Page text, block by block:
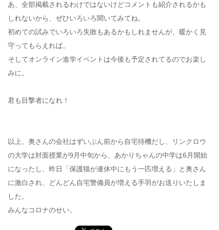
あ、全部掲載されるわけではないけどコメントも紹介されるかも
しれないから、ぜひいろいろ聞いてみてね。
初めての試みでいろいろ失敗もあるかもしれませんが、暖かく見
守ってもらえれば。
そしてオンライン進学イベントは今後も予定されてるのでお楽し
みに。
君も目撃者になれ！
以上、奥さんの会社はずいぶん前から自宅待機だし、リンクロウ
の大学は対面授業が9月中旬から、あかりちゃんの中学は6月開始
になったし、昨日「保護猫が連休中にもう一匹増える」と奥さん
に激白され、どんどん自宅警備員が増える手羽がお送りいたしま
した。
みんなコロナのせい。